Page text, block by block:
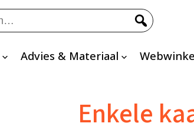
Advies & Materiaal
Enkele